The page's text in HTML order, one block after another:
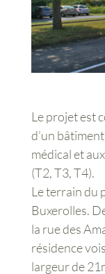
Le projet est
d’un
médical et
(T2, T3, T4).
Le terrain du
Buxerolles.
la rue des
résidence
largeur de